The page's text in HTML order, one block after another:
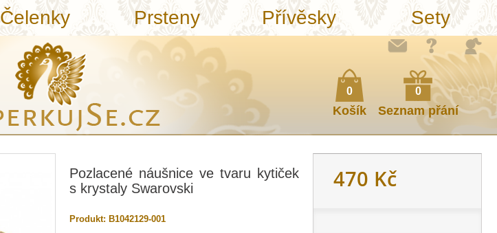
0
Košík
Čelenky Prsteny Přívěsky Sety
0
Seznam přání
Pozlacené náušnice ve tvaru kytiček
s krystaly Swarovski
Produkt: B1042129-001
470 Kč